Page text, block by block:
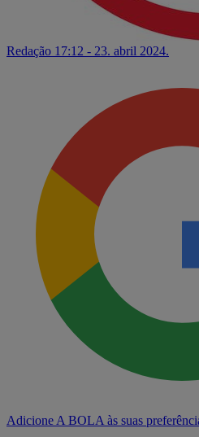
Redação 17:12 - 23. abril 2024.
Adicione A BOLA às suas